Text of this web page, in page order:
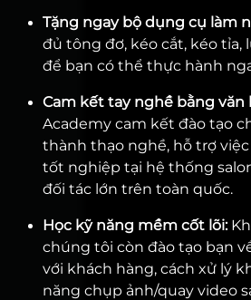
Tặng ngay bộ dụng cụ làm
đủ tông đơ, kéo cắt, kéo tỉa,
để bạn có thể thực hành
Cam kết tay nghề bằng văn
Academy cam kết đào tạo
thành thạo nghề, hỗ trợ
tốt nghiệp tại hệ thống
đối tác lớn trên toàn quốc.
Học kỹ năng mềm cốt lõi:
chúng tôi còn đào tạo bạn
với khách hàng, cách xử lý
năng chụp ảnh/quay video